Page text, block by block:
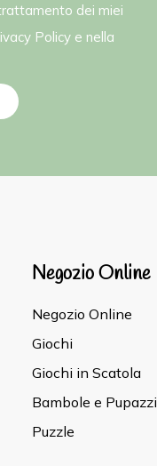
dei miei
Policye nella
Negozio Online
Negozio Online
Giochi
Giochi in Scatola
Bambole e Pupazzi
Puzzle